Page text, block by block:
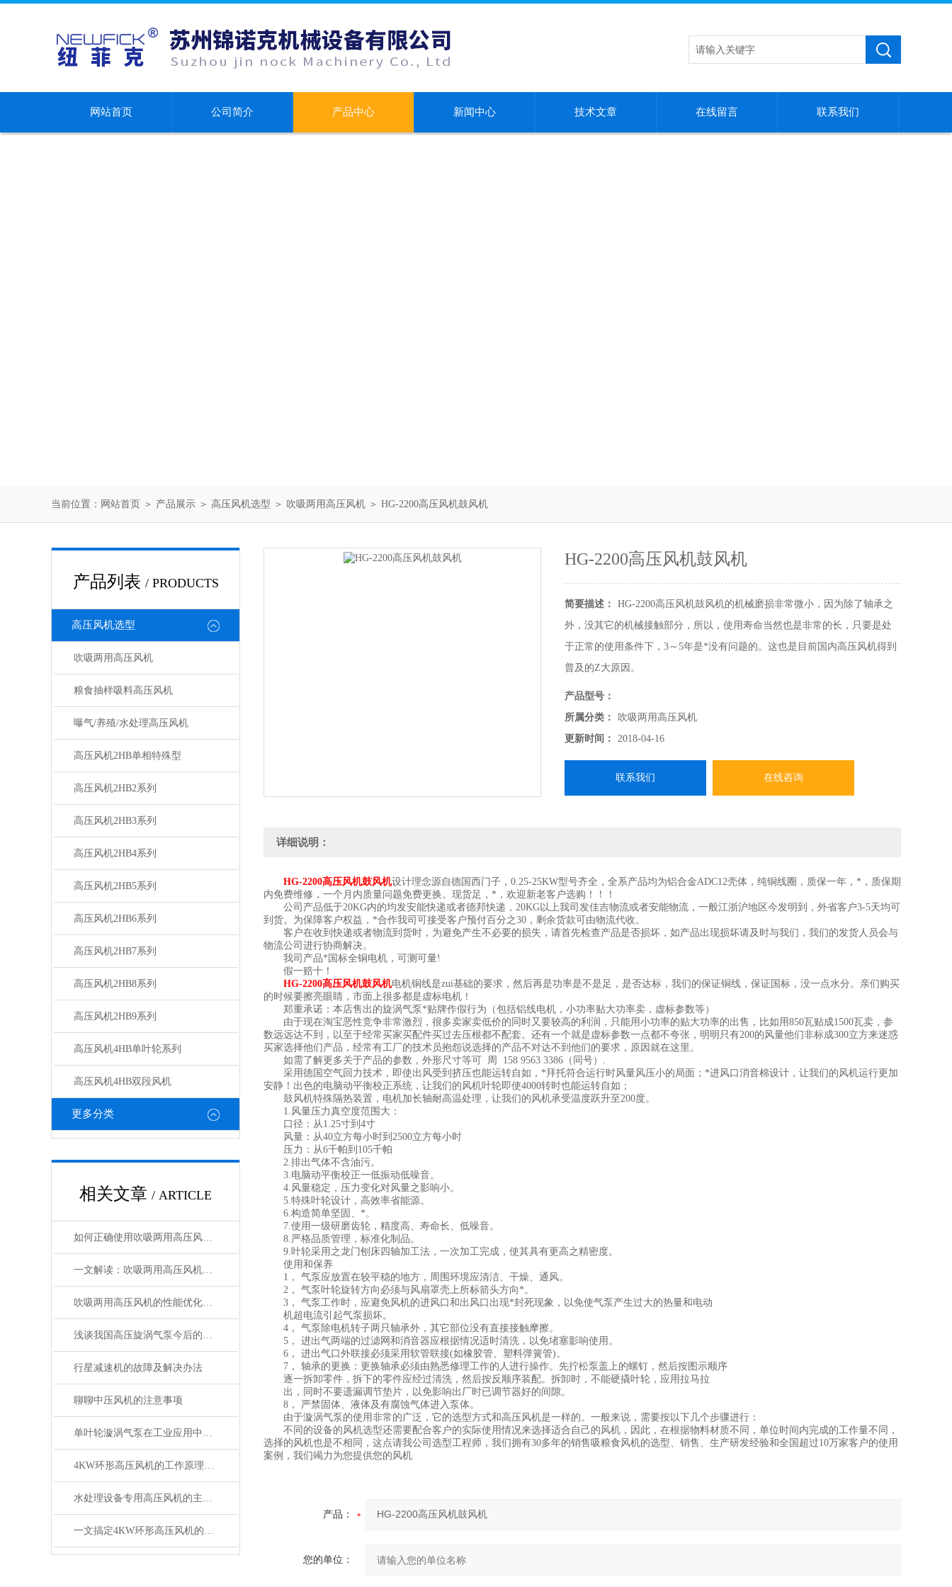
网站首页 公司简介 产品中心 新闻中心 技术文章 在线留言 联系我们
当前位置： 网站首页 ＞ 产品展示 ＞ 高压风机选型 ＞ 吹吸两用高压风机 ＞ HG-2200高压风机鼓风机
产品列表 / PRODUCTS
高压风机选型
吹吸两用高压风机
粮食抽样吸料高压风机
曝气/养殖/水处理高压风机
高压风机2HB单相特殊型
高压风机2HB2系列
高压风机2HB3系列
高压风机2HB4系列
高压风机2HB5系列
高压风机2HB6系列
高压风机2HB7系列
高压风机2HB8系列
高压风机2HB9系列
高压风机4HB单叶轮系列
高压风机4HB双段风机
更多分类
相关文章 / ARTICLE
如何正确使用吹吸两用高压风机进行操作？
一文解读：吹吸两用高压风机的性能特点
吹吸两用高压风机的性能优化与维护技巧
浅谈我国高压旋涡气泵今后的技术发展方向
行星减速机的故障及解决办法
聊聊中压风机的注意事项
单叶轮漩涡气泵在工业应用中的优势
4KW环形高压风机的工作原理与应用分析
水处理设备专用高压风机的主要组成部分
一文搞定4KW环形高压风机的原理和特点
HG-2200高压风机鼓风机
简要描述：
HG-2200高压风机鼓风机的机械磨损非常微小，因为除了轴承之
外，没其它的机械接触部分，所以，使用寿命当然也是非常的长，只要是处
于正常的使用条件下，3～5年是*没有问题的。这也是目前国内高压风机得到
普及的Z大原因。
产品型号：
所属分类：
吹吸两用高压风机
更新时间：
2018-04-16
联系我们 在线咨询
详细说明：
HG-2200高压风机鼓风机设计理念源自德国西门子，0.25-25KW型号齐全，全系产品均为铝合金ADC12壳体，纯铜线圈，质保一年，*，质保期
内免费维修，一个月内质量问题免费更换。现货足，*，欢迎新老客户选购！！！
公司产品低于20KG内的均发安能快递或者德邦快递，20KG以上我司发佳吉物流或者安能物流，一般江浙沪地区今发明到，外省客户3-5天均可
到货。为保障客户权益，*合作我司可接受客户预付百分之30，剩余货款可由物流代收。
客户在收到快递或者物流到货时，为避免产生不必要的损失，请首先检查产品是否损坏，如产品出现损坏请及时与我们，我们的发货人员会与
物流公司进行协商解决。
我司产品*国标全铜电机，可测可量!
假一赔十！
HG-2200高压风机鼓风机电机铜线是zui基础的要求，然后再是功率是不是足，是否达标，我们的保证铜线，保证国标，没一点水分。亲们购买
的时候要擦亮眼睛，市面上很多都是虚标电机！
郑重承诺：本店售出的旋涡气泵*贴牌作假行为（包括铝线电机，小功率贴大功率卖，虚标参数等）
由于现在淘宝恶性竞争非常激烈，很多卖家卖低价的同时又要较高的利润，只能用小功率的贴大功率的出售，比如用850瓦贴成1500瓦卖，参
数远远达不到，以至于经常买家买配件买过去压根都不配套。还有一个就是虚标参数一点都不夸张，明明只有200的风量他们非标成300立方来迷惑
买家选择他们产品，经常有工厂的技术员抱怨说选择的产品不对达不到他们的要求，原因就在这里。
如需了解更多关于产品的参数，外形尺寸等可 周 158 9563 3386（同号）.
采用德国空气回力技术，即使出风受到挤压也能运转自如，*拜托符合运行时风量风压小的局面；*进风口消音棉设计，让我们的风机运行更加
安静！出色的电脑动平衡校正系统，让我们的风机叶轮即使4000转时也能运转自如；
鼓风机特殊隔热装置，电机加长轴耐高温处理，让我们的风机承受温度跃升至200度。
1.风量压力真空度范围大：
口径：从1.25寸到4寸
风量：从40立方每小时到2500立方每小时
压力：从6千帕到105千帕
2.排出气体不含油污。
3.电脑动平衡校正一低振动低噪音。
4.风量稳定，压力变化对风量之影响小。
5.特殊叶轮设计，高效率省能源。
6.构造简单坚固、*。
7.使用一级研磨齿轮，精度高、寿命长、低噪音。
8.严格品质管理，标准化制品。
9.叶轮采用之龙门刨床四轴加工法，一次加工完成，使其具有更高之精密度。
使用和保养
1， 气泵应放置在较平稳的地方，周围环境应清洁、干燥、通风。
2， 气泵叶轮旋转方向必须与风扇罩壳上所标箭头方向*。
3， 气泵工作时，应避免风机的进风口和出风口出现*封死现象，以免使气泵产生过大的热量和电动
机超电流引起气泵损坏。
4， 气泵除电机转子两只轴承外，其它部位没有直接接触摩擦。
5， 进出气两端的过滤网和消音器应根据情况适时清洗，以免堵塞影响使用。
6， 进出气口外联接必须采用软管联接(如橡胶管、塑料弹簧管)。
7， 轴承的更换：更换轴承必须由熟悉修理工作的人进行操作。先拧松泵盖上的螺钉，然后按图示顺序
逐一拆卸零件，拆下的零件应经过清洗，然后按反顺序装配。拆卸时，不能硬撬叶轮，应用拉马拉
出，同时不要遗漏调节垫片，以免影响出厂时已调节器好的间隙。
8， 严禁固体、液体及有腐蚀气体进入泵体。
由于漩涡气泵的使用非常的广泛，它的选型方式和高压风机是一样的。一般来说，需要按以下几个步骤进行：
不同的设备的风机选型还需要配合客户的实际使用情况来选择适合自己的风机，因此，在根据物料材质不同，单位时间内完成的工作量不同，
选择的风机也是不相同，这点请我公司选型工程师，我们拥有30多年的销售吸粮食风机的选型、销售、生产研发经验和全国超过10万家客户的使用
案例，我们竭力为您提供您的风机
产品：
您的单位：